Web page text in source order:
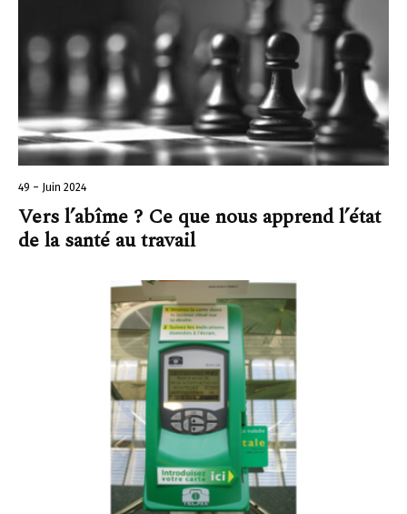
49 – Juin 2024
Vers l’abîme ? Ce que nous apprend l’état
de la santé au travail